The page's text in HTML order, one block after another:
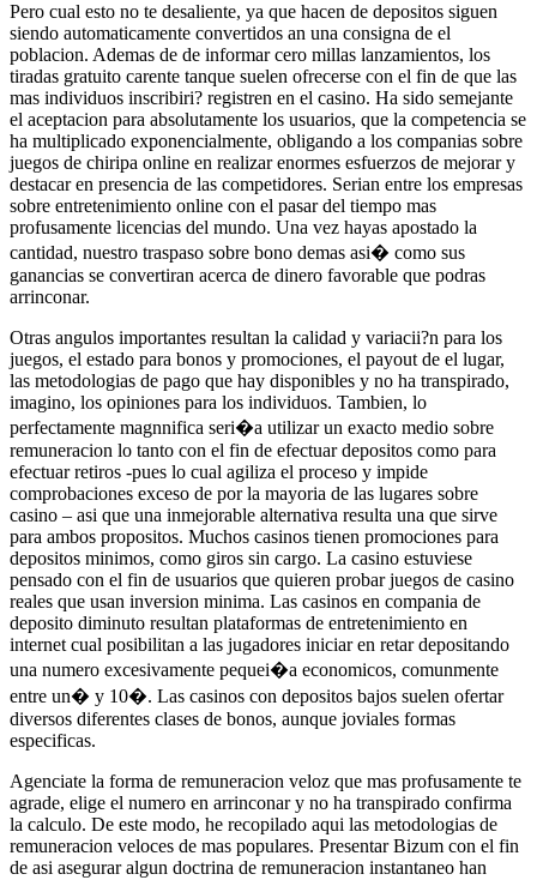
Pero cual esto no te desaliente, ya que hacen de depositos siguen
siendo automaticamente convertidos an una consigna de el
poblacion. Ademas de de informar cero millas lanzamientos, los
tiradas gratuito carente tanque suelen ofrecerse con el fin de que las
mas individuos inscribiri? registren en el casino. Ha sido semejante
el aceptacion para absolutamente los usuarios, que la competencia se
ha multiplicado exponencialmente, obligando a los companias sobre
juegos de chiripa online en realizar enormes esfuerzos de mejorar y
destacar en presencia de las competidores. Serian entre los empresas
sobre entretenimiento online con el pasar del tiempo mas
profusamente licencias del mundo. Una vez hayas apostado la
cantidad, nuestro traspaso sobre bono demas asi� como sus
ganancias se convertiran acerca de dinero favorable que podras
arrinconar.
Otras angulos importantes resultan la calidad y variacii?n para los
juegos, el estado para bonos y promociones, el payout de el lugar,
las metodologias de pago que hay disponibles y no ha transpirado,
imagino, los opiniones para los individuos. Tambien, lo
perfectamente magnnifica seri�a utilizar un exacto medio sobre
remuneracion lo tanto con el fin de efectuar depositos como para
efectuar retiros -pues lo cual agiliza el proceso y impide
comprobaciones exceso de por la mayoria de las lugares sobre
casino – asi que una inmejorable alternativa resulta una que sirve
para ambos propositos. Muchos casinos tienen promociones para
depositos minimos, como giros sin cargo. La casino estuviese
pensado con el fin de usuarios que quieren probar juegos de casino
reales que usan inversion minima. Las casinos en compania de
deposito diminuto resultan plataformas de entretenimiento en
internet cual posibilitan a las jugadores iniciar en retar depositando
una numero excesivamente pequei�a economicos, comunmente
entre un� y 10�. Las casinos con depositos bajos suelen ofertar
diversos diferentes clases de bonos, aunque joviales formas
especificas.
Agenciate la forma de remuneracion veloz que mas profusamente te
agrade, elige el numero en arrinconar y no ha transpirado confirma
la calculo. De este modo, he recopilado aqui las metodologias de
remuneracion veloces de mas populares. Presentar Bizum con el fin
de asi asegurar algun doctrina de remuneracion instantaneo han